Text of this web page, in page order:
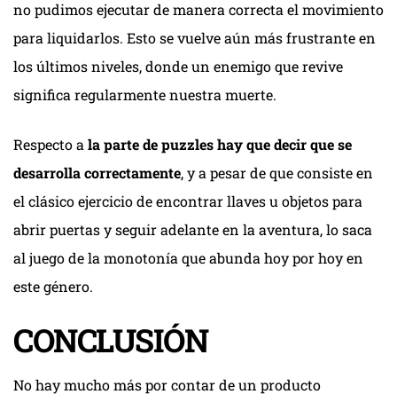
no pudimos ejecutar de manera correcta el movimiento
para liquidarlos. Esto se vuelve aún más frustrante en
los últimos niveles, donde un enemigo que revive
significa regularmente nuestra muerte.
Respecto a la parte de puzzles hay que decir que se
desarrolla correctamente, y a pesar de que consiste en
el clásico ejercicio de encontrar llaves u objetos para
abrir puertas y seguir adelante en la aventura, lo saca
al juego de la monotonía que abunda hoy por hoy en
este género.
CONCLUSIÓN
No hay mucho más por contar de un producto